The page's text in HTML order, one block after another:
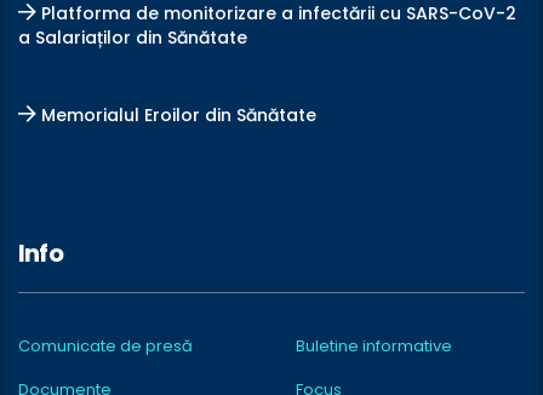
Platforma de monitorizare a infectării cu SARS-CoV-2
a Salariaților din Sănătate
Memorialul Eroilor din Sănătate
Info
Comunicate de presă
Buletine informative
Documente
Focus